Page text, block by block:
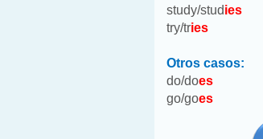
study/studies
try/tries
Otros casos:
do/does
go/goes